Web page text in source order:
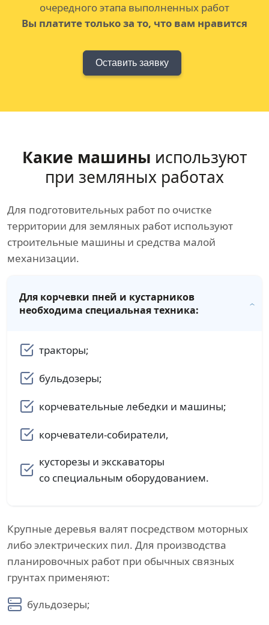
очередного этапа выполненных работ
Вы платите только за то, что вам нравится
Оставить заявку
Какие машины используют
при земляных работах
Для подготовительных работ по очистке
территории для земляных работ используют
строительные машины и средства малой
механизации.
Для корчевки пней и кустарников
необходима специальная техника:
тракторы;
бульдозеры;
корчевательные лебедки и машины;
корчеватели-собиратели,
кусторезы и экскаваторы
со специальным оборудованием.
Крупные деревья валят посредством моторных
либо электрических пил. Для производства
планировочных работ при обычных связных
грунтах применяют:
бульдозеры;